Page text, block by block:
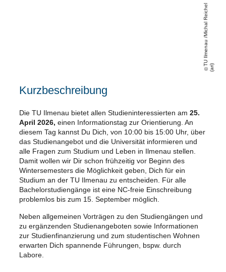
Kurzbeschreibung
Die TU Ilmenau bietet allen Studieninteressierten am 25.
April 2026, einen Informationstag zur Orientierung. An
diesem Tag kannst Du Dich, von 10:00 bis 15:00 Uhr, über
das Studienangebot und die Universität informieren und
alle Fragen zum Studium und Leben in Ilmenau stellen.
Damit wollen wir Dir schon frühzeitig vor Beginn des
Wintersemesters die Möglichkeit geben, Dich für ein
Studium an der TU Ilmenau zu entscheiden. Für alle
Bachelorstudiengänge ist eine NC-freie Einschreibung
problemlos bis zum 15. September möglich.
Neben allgemeinen Vorträgen zu den Studiengängen und
zu ergänzenden Studienangeboten sowie Informationen
zur Studienfinanzierung und zum studentischen Wohnen
erwarten Dich spannende Führungen, bspw. durch
Labore.
T
U
Il
m
e
n
a
u
/
Mi
c
h
al
R
ei
c
h
el
(
a
ri
)